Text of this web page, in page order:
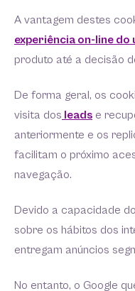
A vantagem destes
experiência on-line do
produto até a decisão
De forma geral, os
visita dos leads e
anteriormente e os
facilitam o próximo
navegação.
Devido a capacidade
sobre os hábitos dos
entregam anúncios
No entanto, o Google